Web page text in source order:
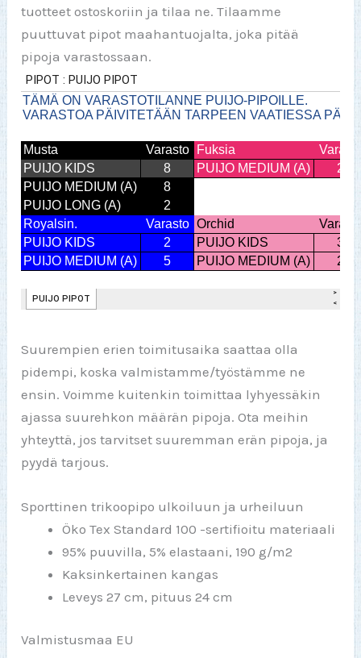
tuotteet ostoskoriin ja tilaa ne. Tilaamme
puuttuvat pipot maahantuojalta, joka pitää
pipoja varastossaan.
Suurempien erien toimitusaika saattaa olla
pidempi, koska valmistamme/työstämme ne
ensin. Voimme kuitenkin toimittaa lyhyessäkin
ajassa suurehkon määrän pipoja. Ota meihin
yhteyttä, jos tarvitset suuremman erän pipoja, ja
pyydä tarjous.
Sporttinen trikoopipo ulkoiluun ja urheiluun
Öko Tex Standard 100 -sertifioitu materiaali
95% puuvilla, 5% elastaani, 190 g/m2
Kaksinkertainen kangas
Leveys 27 cm, pituus 24 cm
Valmistusmaa EU